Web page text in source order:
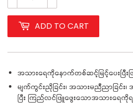
ADD TO CART
အသားရေကိုနောက်တစ်ဆင့်မြင့်ပေးပြီး
မျက်ကွင်းညိုခြင်း၊ အသားမညီညာခြင်
ပြီး ကြည်လင်ဖြူဖွေးသောအသားရေကို